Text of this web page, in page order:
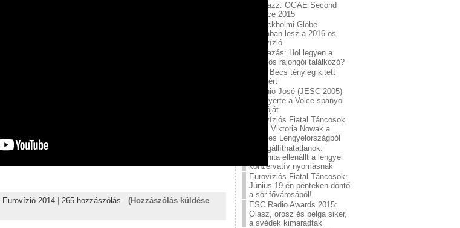
Eurovízió 2014 265 hozzászólás - (Hozzászólás küldése
Szavazz: OGAE Second
Chance 2015
A stockholmi Globe
Arénában lesz a 2016-os
Eurovízió
Szavazás: Hol legyen a
2015-ös rajongói találkozó?
Blog: Bécs tényleg kitett
magáért
Antonio José (JESC 2005)
megnyerte a Voice spanyol
verzióját
Eurovíziós Fiatal Táncosok
2015: Viktoria Nowak a
győztes Lengyelországból
A megállíthatatlanok:
Conchita ellenállt a lengyel
konzervatív nyomásnak
Eurovíziós Fiatal Táncosok:
Június 19-én pénteken döntő
a sör fővárosából!
ESC Radio Awards 2015:
Olasz, orosz és belga siker,
a svédek kimaradtak